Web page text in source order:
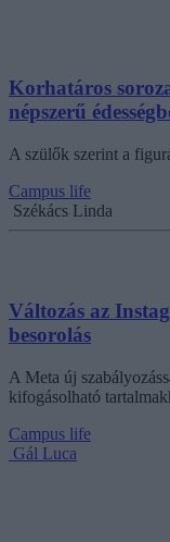
Korhatáros
népszerű
A szülők szerint a
Campus life
Székács Linda
Változás az
besorolás
A Meta új
kifogásolható
Campus life
Gál Luca